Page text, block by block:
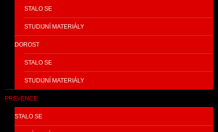
STALO SE
STUDIJNÍ MATERIÁLY
DOROST
STALO SE
STUDIJNÍ MATERIÁLY
PREVENCE
STALO SE